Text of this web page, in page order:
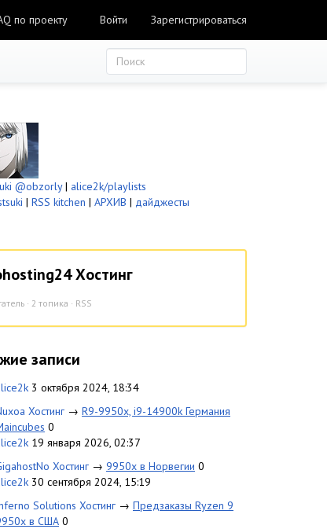
по проекту Войти Зарегистрироваться
@obzorly| alice2k/playlists
| RSS kitchen | АРХИВ | дайджесты
Хостинг
· 2 топика · RSS
записи
3 октября 2024, 18:34
Хостинг → R9-9950x, i9-14900k Германия
0
19 января 2026, 02:37
Хостинг → 9950x в Норвегии 0
30 сентября 2024, 15:19
Solutions Хостинг → Предзаказы Ryzen 9
в США 0